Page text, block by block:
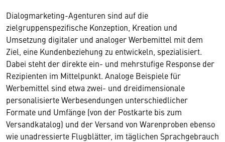
Dialogmarketing-Agenturen sind auf die
zielgruppenspezifische Konzeption, Kreation und
Umsetzung digitaler und analoger Werbemittel mit dem
Ziel, eine Kundenbeziehung zu entwickeln, spezialisiert.
Dabei steht der direkte ein- und mehrstufige Response der
Rezipienten im Mittelpunkt. Analoge Beispiele für
Werbemittel sind etwa zwei- und dreidimensionale
personalisierte Werbesendungen unterschiedlicher
Formate und Umfänge (von der Postkarte bis zum
Versandkatalog) und der Versand von Warenproben ebenso
wie unadressierte Flugblätter, im täglichen Sprachgebrauch